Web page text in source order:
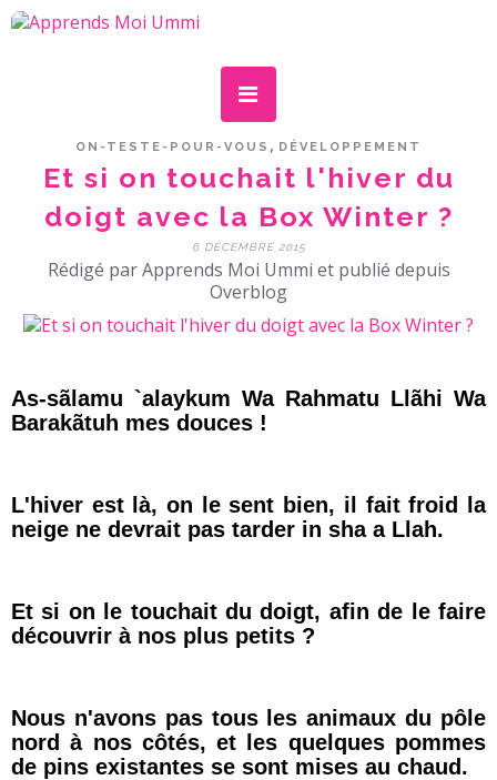
ON-TESTE-POUR-VOUS , DÉVELOPPEMENT
Et si on touchait l'hiver du
doigt avec la Box Winter ?
6 DÉCEMBRE 2015
Rédigé par Apprends Moi Ummi et publié depuis
Overblog
As-sãlamu `alaykum Wa Rahmatu Llãhi Wa
Barakãtuh mes douces !
L'hiver est là, on le sent bien, il fait froid la
neige ne devrait pas tarder in sha a Llah.
Et si on le touchait du doigt, afin de le faire
découvrir à nos plus petits ?
Nous n'avons pas tous les animaux du pôle
nord à nos côtés, et les quelques pommes
de pins existantes se sont mises au chaud.